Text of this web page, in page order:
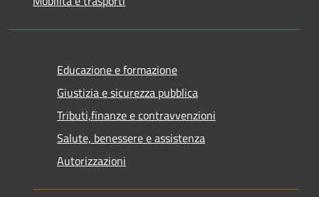
Educazione e formazione
Giustizia e sicurezza pubblica
Tributi,finanze e contravvenzioni
Salute, benessere e assistenza
Autorizzazioni